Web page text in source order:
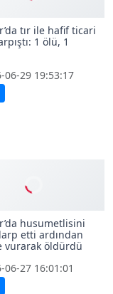
tır ile hafif ticari
1 ölü, 1
06-29 19:53:17
husumetlisini
etti ardından
vurarak öldürdü
06-27 16:01:01